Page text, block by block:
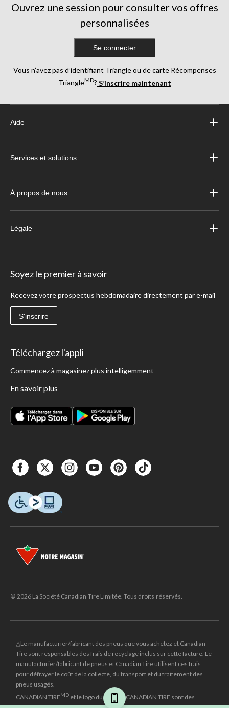
Ouvrez une session pour consulter vos offres
personnalisées
Se connecter
Vous n’avez pas d’identifiant Triangle ou de carte Récompenses
TriangleMD? S’inscrire maintenant
Aide
Services et solutions
À propos de nous
Légale
Soyez le premier à savoir
Recevez votre prospectus hebdomadaire directement par e-mail
S'inscrire
Téléchargez l'appli
Commencez à magasinez plus intelligemment
En savoir plus
© 2026 La Société Canadian Tire Limitée. Tous droits réservés.
△Le manufacturier/fabricant des pneus que vous achetez et Canadian
Tire sont responsables des frais de recyclage inclus sur cette facture. Le
manufacturier/fabricant de pneus et Canadian Tire utilisent ces frais
pour défrayer le coût de la collecte, du transport et du traitement des
pneus usagés.
CANADIAN TIREMD et le logo du triangle CANADIAN TIRE sont des